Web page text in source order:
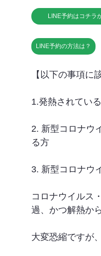
LINE予約はコチラ
LINE予約の方法は？
【以下の事項に
1.発熱されてい
2. 新型コロナウ
る方
3. 新型コロナウ
コロナウイルス
過、かつ解熱か
大変恐縮ですが